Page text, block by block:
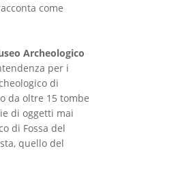
come
Archeologico
per i
di
da oltre 15 tombe
di oggetti mai
di Fossa del
quello del